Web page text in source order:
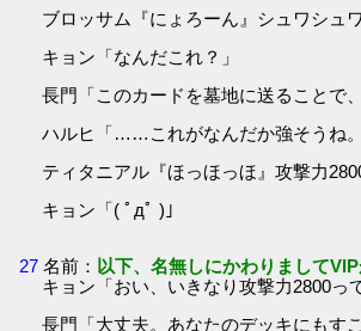
ブロッサム『にょろーん』シュワシュ
キョン「なんだこれ？」
長門「このカードを墓地に送ることで
ハルヒ「……これがなんだか強そうね
ティタニアル『ほっほっほ』攻撃力
キョン「( ﾟдﾟ )」
27 名前： 以下、名無しにかわりまして
キョン「おい、いきなり攻撃力2800
長門「大丈夫。あなたのデッキにもす